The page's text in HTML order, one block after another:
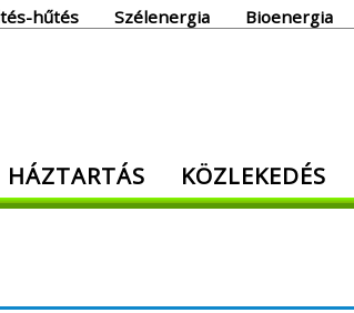
hűtés Szélenergia Bioenergia
HÁZTARTÁS KÖZLEKEDÉS